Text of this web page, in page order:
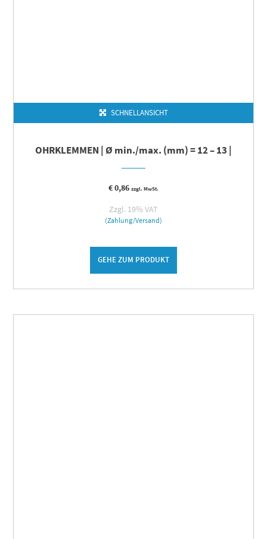
SCHNELLANSICHT
OHRKLEMMEN | Ø min./max. (mm) = 12 – 13 |
€0,86 zzgl. MwSt.
Zzgl. 19% VAT
(Zahlung/Versand)
GEHE ZUM PRODUKT